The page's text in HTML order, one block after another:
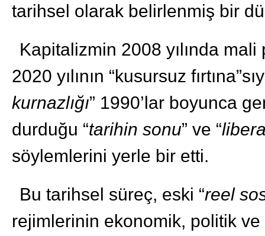
tarihsel olarak belirlenmiş bir
Kapitalizmin 2008 yılında
2020 yılının “kusursuz
kurnazlığı” 1990’lar boyunca
durduğu “tarihin sonu” ve “
söylemlerini yerle bir etti.
Bu tarihsel süreç, eski “reel
rejimlerinin ekonomik, politik